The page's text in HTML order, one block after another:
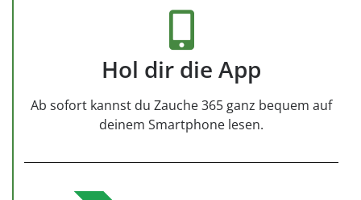
Hol dir die App
Ab sofort kannst du Zauche 365 ganz bequem auf
deinem Smartphone lesen.